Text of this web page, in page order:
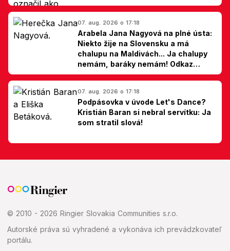
07. aug. 2026 o 17:18
Arabela Jana Nagyová na plné ústa:
Niekto žije na Slovensku a má
chalupu na Maldivách... Ja chalupy
nemám, baráky nemám! Odkaz
Slovákom
07. aug. 2026 o 17:18
Podpásovka v úvode Let's Dance?
Kristián Baran si nebral servítku: Ja
som stratil slová!
© 2010 - 2026 Ringier Slovakia Communities s.r.o.
Autorské práva sú vyhradené a vykonáva ich prevádzkovateľ
portálu.